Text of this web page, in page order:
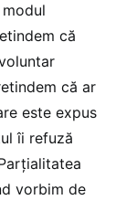
că
că ar
este expus
îi refuză
vorbim de